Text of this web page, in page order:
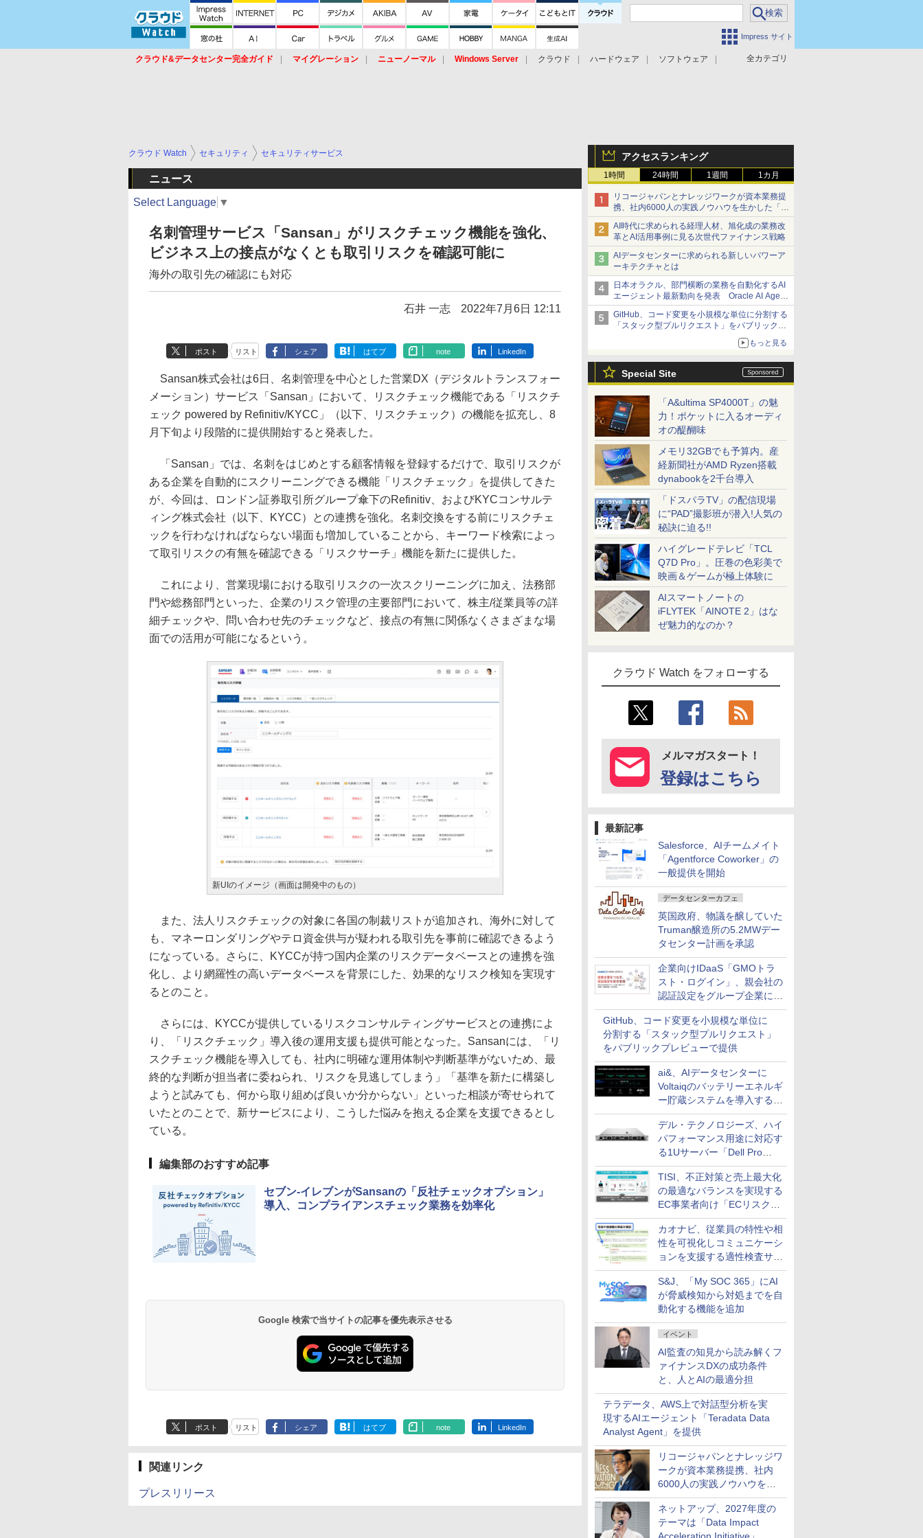
Impress サイト
全カテゴリ
クラウド&データセンター完全ガイド マイグレーション ニューノーマル Windows Server クラウド ハードウェア
ソフトウェア
アクセスランキング
1時間 24時間 1週間 1カ月
リコージャパンとナレッジワークが資本業務提
携、社内6000人の実践ノウハウを生かした「AI
商談記録 for RICOH」を展開へ
AI時代に求められる経理人材、旭化成の業務改
革とAI活用事例に見る次世代ファイナンス戦略
AIデータセンターに求められる新しいパワーア
ーキテクチャとは
日本オラクル、部門横断の業務を自動化するAI
エージェント最新動向を発表 Oracle AI Agent
Studioで企業の意思決定と開発を加速
GitHub、コード変更を小規模な単位に分割する
「スタック型プルリクエスト」をパブリックプ
もっと見る
Special Site
「A&ultima SP4000T」の魅
力！ポケットに入るオーディ
オの醍醐味
メモリ32GBでも予算内。産
経新聞社がAMD Ryzen搭載
dynabookを2千台導入
「ドスパラTV」の配信現場
に“PAD”撮影班が潜入!人気の
秘訣に迫る!!
ハイグレードテレビ「TCL
Q7D Pro」。圧巻の色彩美で
映画＆ゲームが極上体験に
AIスマートノートの
iFLYTEK「AINOTE 2」はな
ぜ魅力的なのか？
クラウド Watch をフォローする
メルマガスタート！
登録はこちら
最新記事
Salesforce、AIチームメイト
「Agentforce Coworker」の
一般提供を開始
データセンターカフェ
英国政府、物議を醸していた
Truman醸造所の5.2MWデー
タセンター計画を承認
企業向けIDaaS「GMOトラ
スト・ログイン」、親会社の
認証設定をグループ企業に展
開できる新機能を提供
GitHub、コード変更を小規模な単位に
分割する「スタック型プルリクエスト」
をパブリックプレビューで提供
ai&、AIデータセンターに
Voltaiqのバッテリーエネルギ
ー貯蔵システムを導入する計
画を発表
デル・テクノロジーズ、ハイ
パフォーマンス用途に対応す
る1Uサーバー「Dell Pro
Precision 7 R1ラック」を発
売
TISI、不正対策と売上最大化
の最適なバランスを実現する
EC事業者向け「ECリスク対
策設計・運用支援サービス」
カオナビ、従業員の特性や相
性を可視化しコミュニケーシ
ョンを支援する適性検査サー
ビスを提供
S&J、「My SOC 365」にAI
が脅威検知から対処までを自
動化する機能を追加
イベント
AI監査の知見から読み解くフ
ァイナンスDXの成功条件
と、人とAIの最適分担
テラデータ、AWS上で対話型分析を実
現するAIエージェント「Teradata Data
Analyst Agent」を提供
リコージャパンとナレッジワ
ークが資本業務提携、社内
6000人の実践ノウハウを生
かした「AI商談記録 for
RICOH」を展開へ
ネットアップ、2027年度の
テーマは「Data Impact
クラウド Watch セキュリティ セキュリティサービス
ニュース
Select Language ▼
名刺管理サービス「Sansan」がリスクチェック機能を強化、
ビジネス上の接点がなくとも取引リスクを確認可能に
海外の取引先の確認にも対応
石井 一志 2022年7月6日 12:11
ポスト リスト シェア はてブ note LinkedIn
Sansan株式会社は6日、名刺管理を中心とした営業DX（デジタルトランスフォー
メーション）サービス「Sansan」において、リスクチェック機能である「リスクチ
ェック powered by Refinitiv/KYCC」（以下、リスクチェック）の機能を拡充し、8
月下旬より段階的に提供開始すると発表した。
「Sansan」では、名刺をはじめとする顧客情報を登録するだけで、取引リスクが
ある企業を自動的にスクリーニングできる機能「リスクチェック」を提供してきた
が、今回は、ロンドン証券取引所グループ傘下のRefinitiv、およびKYCコンサルテ
ィング株式会社（以下、KYCC）との連携を強化。名刺交換をする前にリスクチェ
ックを行わなければならない場面も増加していることから、キーワード検索によっ
て取引リスクの有無を確認できる「リスクサーチ」機能を新たに提供した。
これにより、営業現場における取引リスクの一次スクリーニングに加え、法務部
門や総務部門といった、企業のリスク管理の主要部門において、株主/従業員等の詳
細チェックや、問い合わせ先のチェックなど、接点の有無に関係なくさまざまな場
面での活用が可能になるという。
新UIのイメージ（画面は開発中のもの）
また、法人リスクチェックの対象に各国の制裁リストが追加され、海外に対して
も、マネーロンダリングやテロ資金供与が疑われる取引先を事前に確認できるよう
になっている。さらに、KYCCが持つ国内企業のリスクデータベースとの連携を強
化し、より網羅性の高いデータベースを背景にした、効果的なリスク検知を実現す
るとのこと。
さらには、KYCCが提供しているリスクコンサルティングサービスとの連携によ
り、「リスクチェック」導入後の運用支援も提供可能となった。Sansanには、「リ
スクチェック機能を導入しても、社内に明確な運用体制や判断基準がないため、最
終的な判断が担当者に委ねられ、リスクを見逃してしまう」「基準を新たに構築し
ようと試みても、何から取り組めば良いか分からない」といった相談が寄せられて
いたとのことで、新サービスにより、こうした悩みを抱える企業を支援できるとし
ている。
編集部のおすすめ記事
セブン-イレブンがSansanの「反社チェックオプション」
導入、コンプライアンスチェック業務を効率化
Google 検索で当サイトの記事を優先表示させる
ポスト リスト シェア はてブ note LinkedIn
関連リンク
プレスリリース